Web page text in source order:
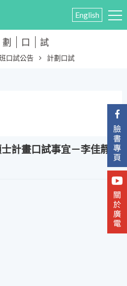
English
劃 口 試
口試公告 計劃口試
計畫口試事宜－李佳靜